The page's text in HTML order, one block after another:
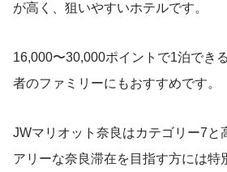
が高く、狙いやすいホテルです。
16,000〜30,000ポイントで1泊でき
者のファミリーにもおすすめです。
JWマリオット奈良はカテゴリー7と
アリーな奈良滞在を目指す方には特